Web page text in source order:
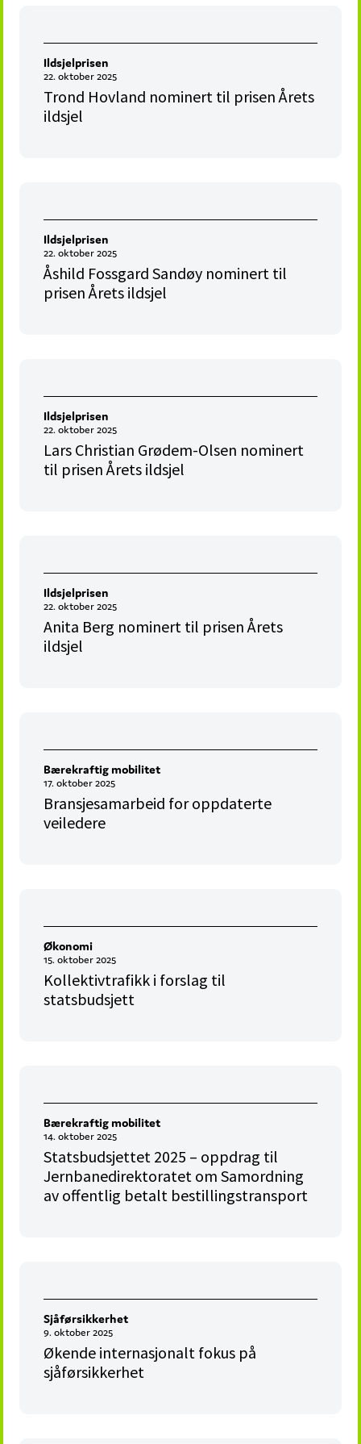
Ildsjelprisen
22. oktober 2025
Trond Hovland nominert til prisen Årets
ildsjel
Ildsjelprisen
22. oktober 2025
Åshild Fossgard Sandøy nominert til
prisen Årets ildsjel
Ildsjelprisen
22. oktober 2025
Lars Christian Grødem-Olsen nominert
til prisen Årets ildsjel
Ildsjelprisen
22. oktober 2025
Anita Berg nominert til prisen Årets
ildsjel
Bærekraftig mobilitet
17. oktober 2025
Bransjesamarbeid for oppdaterte
veiledere
Økonomi
15. oktober 2025
Kollektivtrafikk i forslag til
statsbudsjett
Bærekraftig mobilitet
14. oktober 2025
Statsbudsjettet 2025 – oppdrag til
Jernbanedirektoratet om Samordning
av offentlig betalt bestillingstransport
Sjåførsikkerhet
9. oktober 2025
Økende internasjonalt fokus på
sjåførsikkerhet